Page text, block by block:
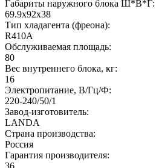
Габариты наружного блока Ш*В*Г:
69.9x92x38
Тип хладагента (фреона):
R410A
Обслуживаемая площадь:
80
Вес внутреннего блока, кг:
16
Электропитание, В/Гц/Ф:
220-240/50/1
Завод-изготовитель:
LANDA
Страна производства:
Россия
Гарантия производителя:
36